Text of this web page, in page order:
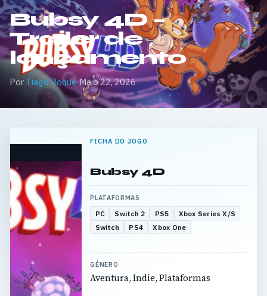
Bubsy 4D –
Trailer de
lançamento
Por Tiago Roque·Maio 22, 2026
FICHA DO JOGO
Bubsy 4D
PLATAFORMAS
PC Switch 2 PS5
Xbox Series X/S
Switch
PS4 Xbox One
GÉNERO
Aventura, Indie, Plataformas